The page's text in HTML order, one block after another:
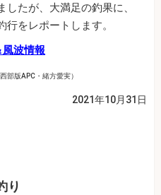
たが、大満足の釣果に、
行をレポートします。
波情報
部版APC・緒方愛実）
2021年10月31日
り